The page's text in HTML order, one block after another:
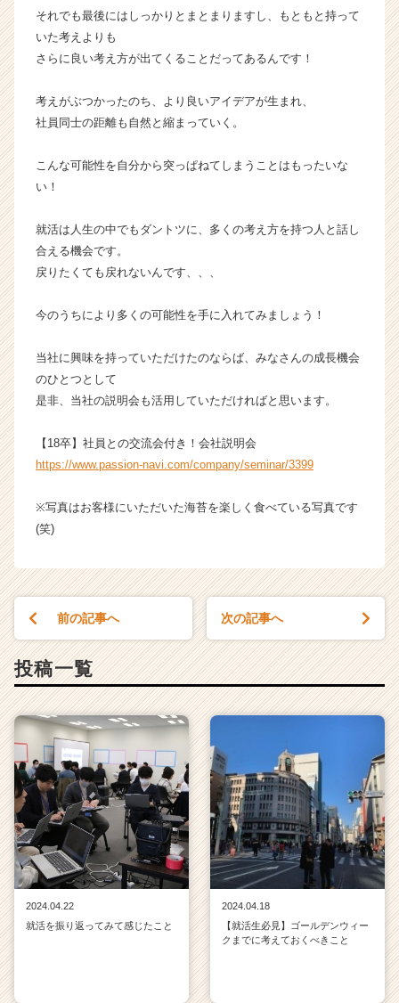
（C
e
r
C
e
それでも最後にはしっかりとまとまりますし、もともと持って
いた考えよりも
さらに良い考え方が出てくることだってあるんです！
考えがぶつかったのち、より良いアイデアが生まれ、
社員同士の距離も自然と縮まっていく。
こんな可能性を自分から突っぱねてしまうことはもったいな
い！
就活は人生の中でもダントツに、多くの考え方を持つ人と話し
合える機会です。
戻りたくても戻れないんです、、、
今のうちにより多くの可能性を手に入れてみましょう！
当社に興味を持っていただけたのならば、みなさんの成長機会
のひとつとして
是非、当社の説明会も活用していただければと思います。
【18卒】社員との交流会付き！会社説明会
https://www.passion-navi.com/company/seminar/3399
※写真はお客様にいただいた海苔を楽しく食べている写真です
(笑)
前の記事へ 次の記事へ
投稿一覧
2024.04.22
就活を振り返ってみて感じたこと
2024.04.18
【就活生必見】ゴールデンウィー
クまでに考えておくべきこと